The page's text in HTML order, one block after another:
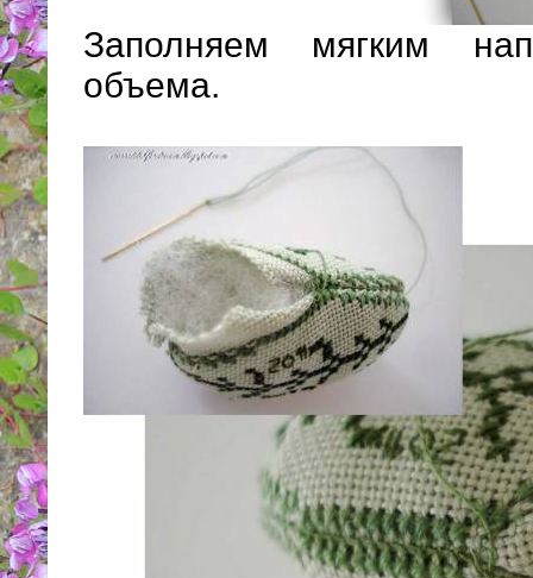
Заполняем мягким
объема.